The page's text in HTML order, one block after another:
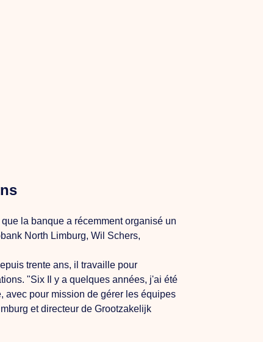
la banque a récemment organisé un
North Limburg, Wil Schers,
trente ans, il travaille pour
"Six Il y a quelques années, j'ai été
avec pour mission de gérer les équipes
et directeur de Grootzakelijk